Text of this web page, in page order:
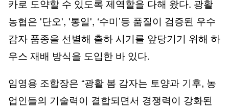
카로 도약할 수 있도록 제역할을 다해 왔다. 광활
농협은 '단오', '통일', ‘수미’등 품질이 검증된 우수
감자 품종을 선별해 출하 시기를 앞당기기 위해 하
우스 재배 방식을 도입한 바 있다.
임영용 조합장은 “광활 봄 감자는 토양과 기후, 농
업인들의 기술력이 결합되면서 경쟁력이 강화된